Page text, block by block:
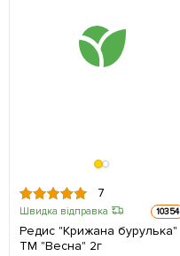
7
Швидка відправка 10354
Редис "Крижана бурулька"
ТМ "Весна" 2г